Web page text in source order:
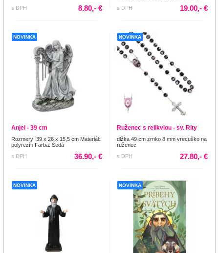
s DPH 8.80,- €
s DPH
19.00,- €
NOVINKA
Anjel - 39 cm
Rozmery: 39 x 26 x 15,5 cm Materiál:
polyrezín Farba: Šedá
s DPH
36.90,- €
NOVINKA
Ruženec s relikviou - sv. Rity
dlžka 49 cm zrnko 8 mm vrecuško na
ruženec
s DPH
27.80,- €
NOVINKA NOVINKA